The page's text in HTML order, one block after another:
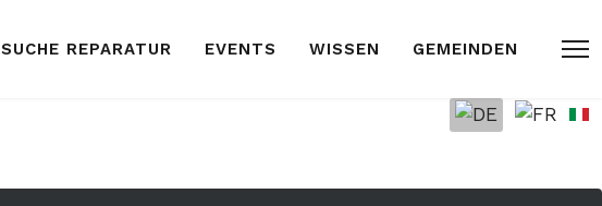
SUCHE REPARATUR EVENTS WISSEN GEMEINDEN